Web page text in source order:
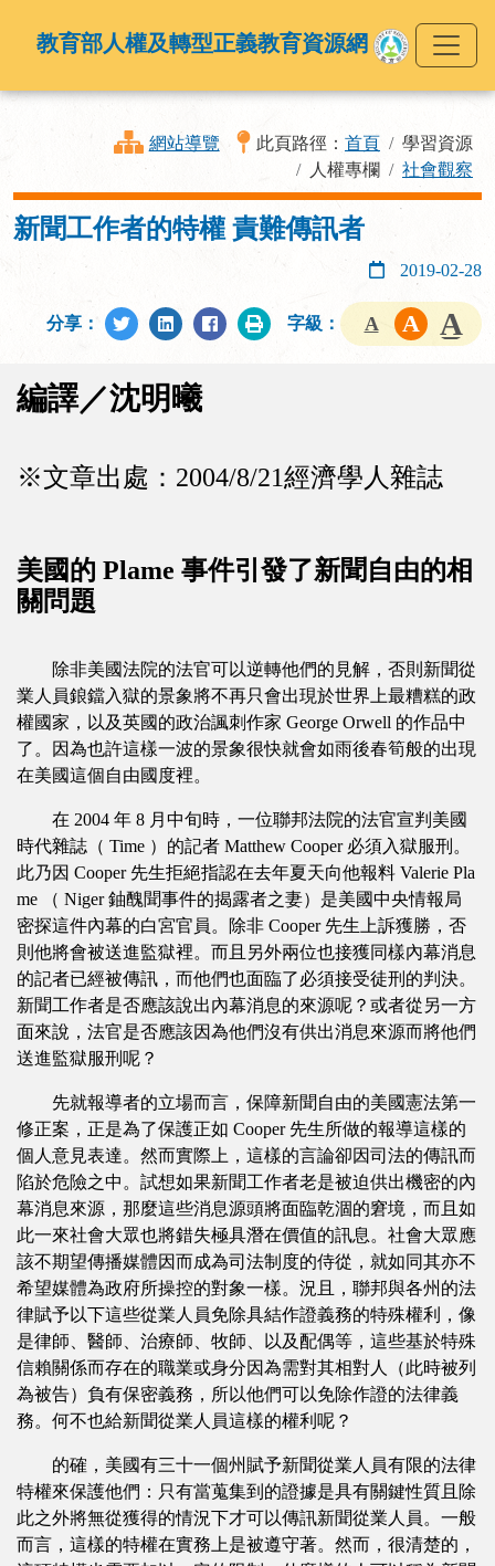
教育部人權及轉型正義教育資源網
網站導覽 此頁路徑： 首頁
學習資源
人權專欄
社會觀察
新聞工作者的特權 責難傳訊者
2019-02-28
分享： 字級：
編譯／沈明曦
※文章出處：2004/8/21經濟學人雜誌
美國的 Plame 事件引發了新聞自由的相
關問題
除非美國法院的法官可以逆轉他們的見解，否則新聞從
業人員鋃鐺入獄的景象將不再只會出現於世界上最糟糕的政
權國家，以及英國的政治諷刺作家 George Orwell 的作品中
了。因為也許這樣一波的景象很快就會如雨後春筍般的出現
在美國這個自由國度裡。
在 2004 年 8 月中旬時，一位聯邦法院的法官宣判美國
時代雜誌（ Time ）的記者 Matthew Cooper 必須入獄服刑。
此乃因 Cooper 先生拒絕指認在去年夏天向他報料 Valerie Pla
me （ Niger 鈾醜聞事件的揭露者之妻）是美國中央情報局
密探這件內幕的白宮官員。除非 Cooper 先生上訴獲勝，否
則他將會被送進監獄裡。而且另外兩位也接獲同樣內幕消息
的記者已經被傳訊，而他們也面臨了必須接受徒刑的判決。
新聞工作者是否應該說出內幕消息的來源呢？或者從另一方
面來說，法官是否應該因為他們沒有供出消息來源而將他們
送進監獄服刑呢？
先就報導者的立場而言，保障新聞自由的美國憲法第一
修正案，正是為了保護正如 Cooper 先生所做的報導這樣的
個人意見表達。然而實際上，這樣的言論卻因司法的傳訊而
陷於危險之中。試想如果新聞工作者老是被迫供出機密的內
幕消息來源，那麼這些消息源頭將面臨乾涸的窘境，而且如
此一來社會大眾也將錯失極具潛在價值的訊息。社會大眾應
該不期望傳播媒體因而成為司法制度的侍從，就如同其亦不
希望媒體為政府所操控的對象一樣。況且，聯邦與各州的法
律賦予以下這些從業人員免除具結作證義務的特殊權利，像
是律師、醫師、治療師、牧師、以及配偶等，這些基於特殊
信賴關係而存在的職業或身分因為需對其相對人（此時被列
為被告）負有保密義務，所以他們可以免除作證的法律義
務。何不也給新聞從業人員這樣的權利呢？
的確，美國有三十一個州賦予新聞從業人員有限的法律
特權來保護他們：只有當蒐集到的證據是具有關鍵性質且除
此之外將無從獲得的情況下才可以傳訊新聞從業人員。一般
而言，這樣的特權在實務上是被遵守著。然而，很清楚的，